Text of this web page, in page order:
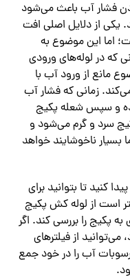
فشار آب باعث می‌شود
از دلایل اصلی افت
اما این موضوع به
که در لوله‌های ورودی
مانع از ورود آب با
زمانی که فشار آب
و سپس شعله پکیج
سرد و گرم می‌شود و
بسیار ناخوشایند خواهد
کنید تا بتوانید برای
است از لوله کش پکیج
پکیج را بررسی کند. اگر
از فیلترهای
رسوبات آب را در خود جمع